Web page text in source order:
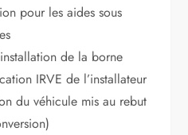
pour les aides sous
de la borne
IRVE de l’installateur
du véhicule mis au rebut